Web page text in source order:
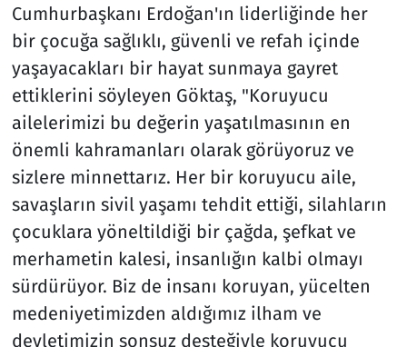
Cumhurbaşkanı Erdoğan'ın liderliğinde her
bir çocuğa sağlıklı, güvenli ve refah içinde
yaşayacakları bir hayat sunmaya gayret
ettiklerini söyleyen Göktaş, "Koruyucu
ailelerimizi bu değerin yaşatılmasının en
önemli kahramanları olarak görüyoruz ve
sizlere minnettarız. Her bir koruyucu aile,
savaşların sivil yaşamı tehdit ettiği, silahların
çocuklara yöneltildiği bir çağda, şefkat ve
merhametin kalesi, insanlığın kalbi olmayı
sürdürüyor. Biz de insanı koruyan, yücelten
medeniyetimizden aldığımız ilham ve
devletimizin sonsuz desteğiyle koruyucu